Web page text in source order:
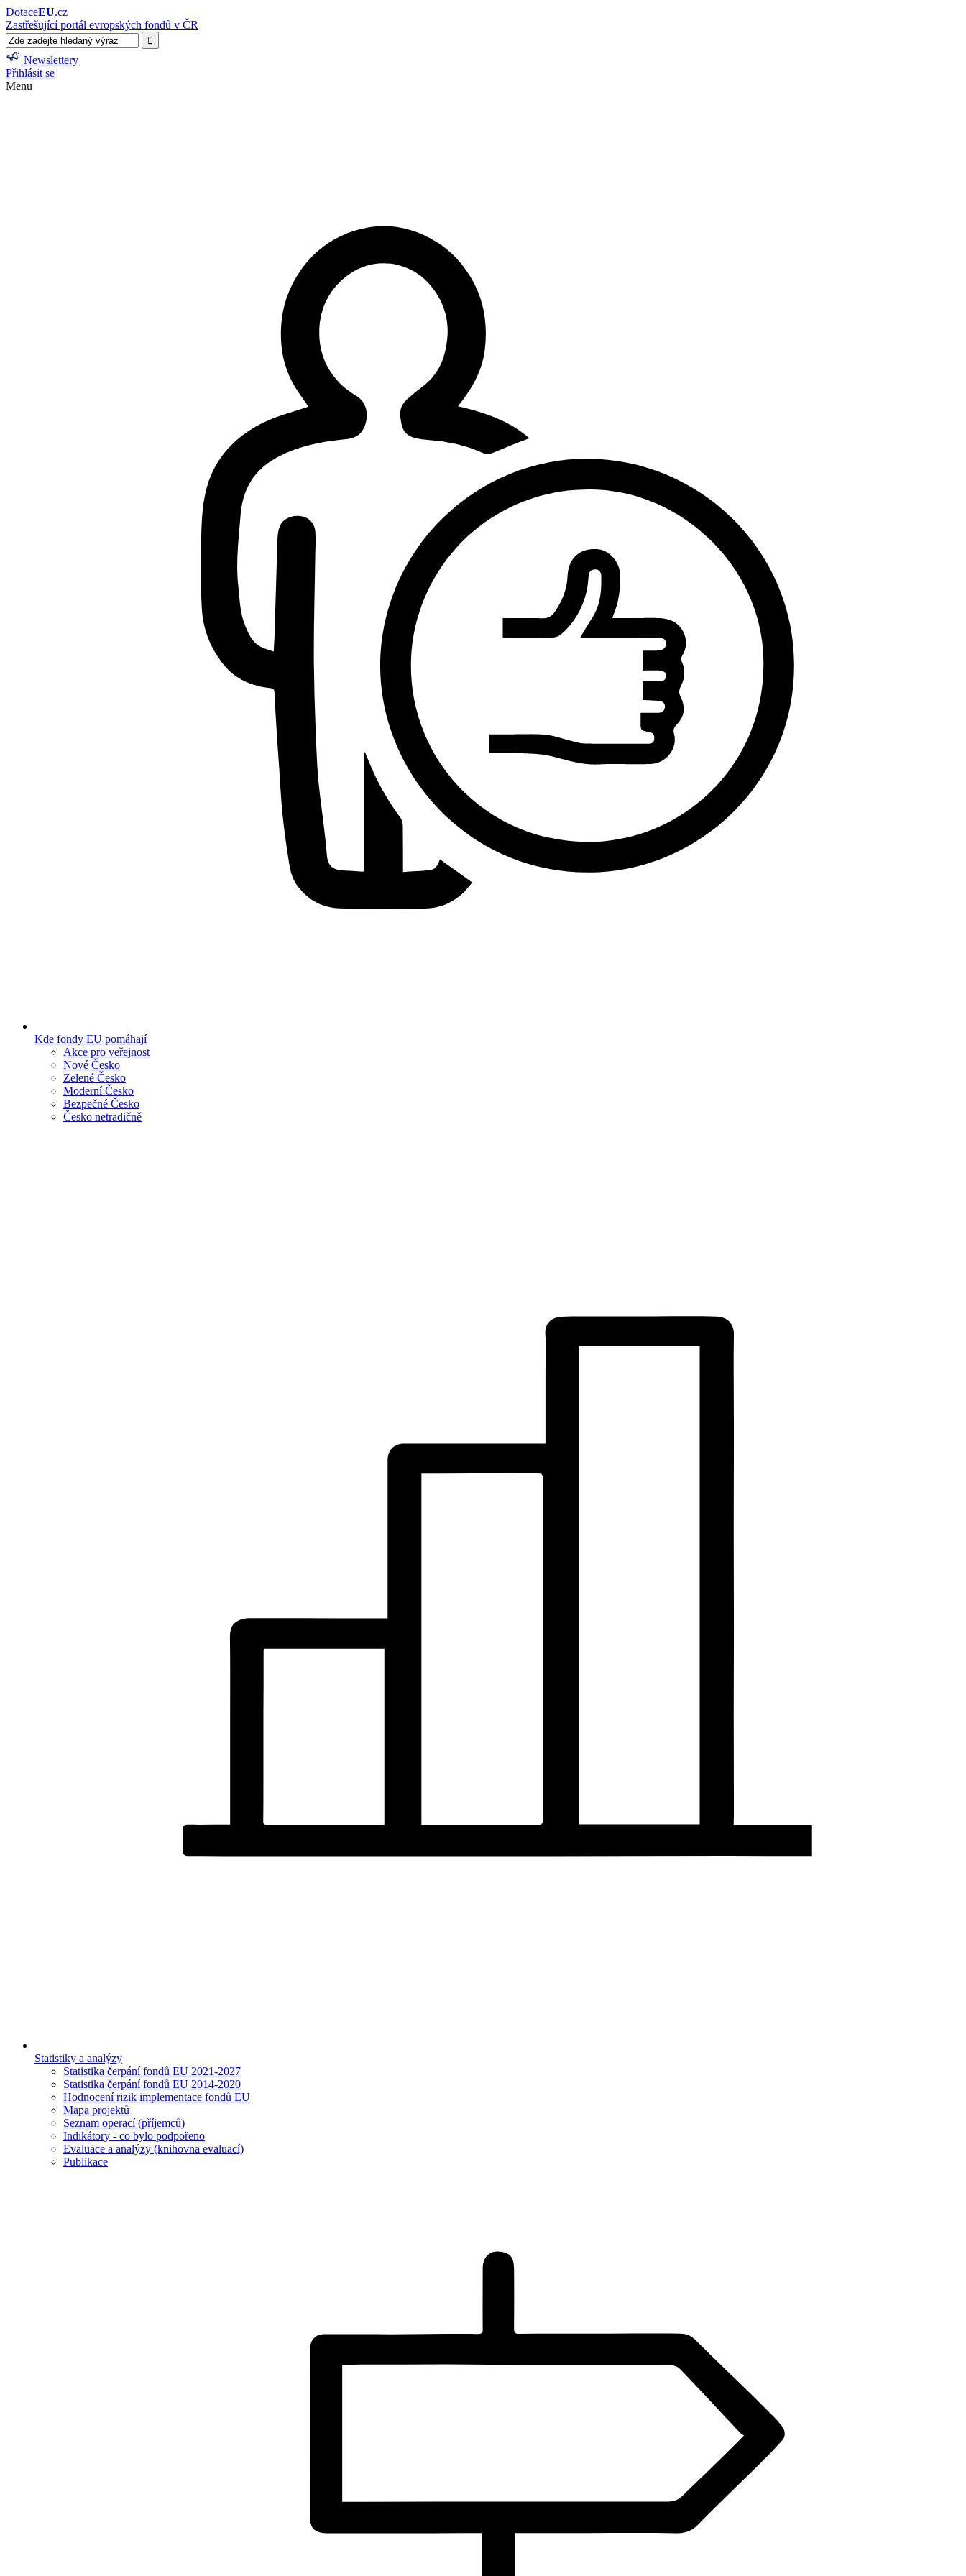
DotaceEU.cz
Zastřešující portál evropských fondů v ČR
Newslettery
Přihlásit se
Menu
Kde fondy EU pomáhají
Akce pro veřejnost
Nové Česko
Zelené Česko
Moderní Česko
Bezpečné Česko
Česko netradičně
Statistiky a analýzy
Statistika čerpání fondů EU 2021-2027
Statistika čerpání fondů EU 2014-2020
Hodnocení rizik implementace fondů EU
Mapa projektů
Seznam operací (příjemců)
Indikátory - co bylo podpořeno
Evaluace a analýzy (knihovna evaluací)
Publikace